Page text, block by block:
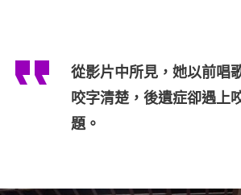
從影片中所見，她以前唱
咬字清楚，後遺症卻遇上
題。